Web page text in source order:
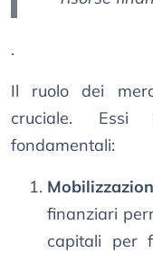
.
Il ruolo dei
cruciale. Essi
fondamentali:
finanziari
capitali per